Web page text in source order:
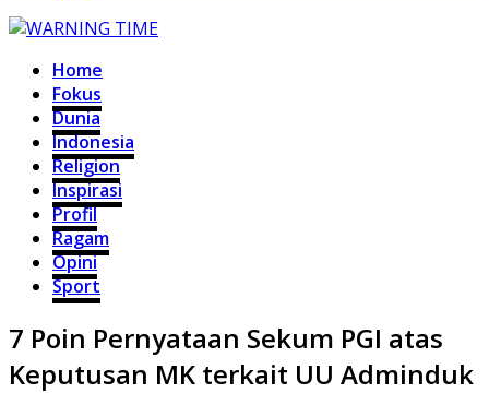
Home
Fokus
Dunia
Indonesia
Religion
Inspirasi
Profil
Ragam
Opini
Sport
7 Poin Pernyataan Sekum PGI atas
Keputusan MK terkait UU Adminduk